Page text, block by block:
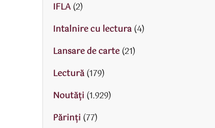
IFLA(2)
Intalnire cu lectura(4)
Lansare de carte(21)
Lectură(179)
Noutăți (1.929)
Părinţi (77)